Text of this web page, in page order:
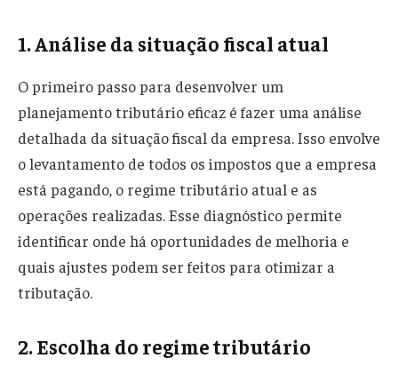
1. Análise da situação fiscal atual
O primeiro passo para desenvolver um
planejamento tributário eficaz é fazer uma análise
detalhada da situação fiscal da empresa. Isso envolve
o levantamento de todos os impostos que a empresa
está pagando, o regime tributário atual e as
operações realizadas. Esse diagnóstico permite
identificar onde há oportunidades de melhoria e
quais ajustes podem ser feitos para otimizar a
tributação.
2. Escolha do regime tributário